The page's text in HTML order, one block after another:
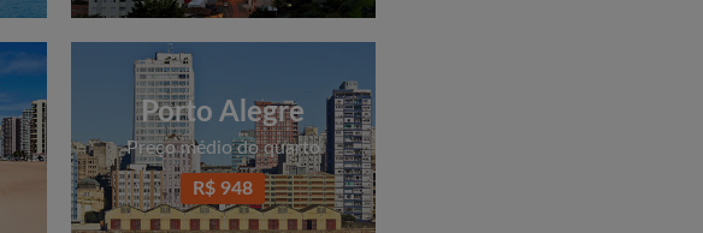
Porto Alegre
Preço médio do quarto
R$ 948